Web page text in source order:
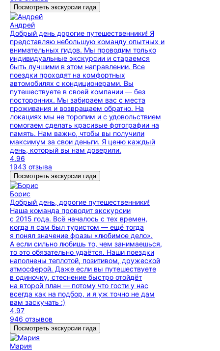
Посмотреть экскурсии гида
Андрей
Добрый день дорогие путешественники! Я
представляю небольшую команду опытных и
внимательных гидов. Мы проводим только
индивидуальные экскурсии и стараемся
быть лучшими в этом направлении. Все
поездки проходят на комфортных
автомобилях с кондиционерами. Вы
путешествуете в своей компании — без
посторонних. Мы забираем вас с места
проживания и возвращаем обратно. На
локациях мы не торопим и с удовольствием
помогаем сделать красивые фотографии на
память. Нам важно, чтобы вы получили
максимум за свои деньги. Я ценю каждый
день, который вы нам доверили.
4.96
1943 отзыва
Посмотреть экскурсии гида
Борис
Добрый день, дорогие путешественники!
Наша команда проводит экскурсии
с 2015 года. Всё началось с тех времен,
когда я сам был туристом — ещё тогда
я понял значение фразы «любимое дело».
А если сильно любишь то, чем занимаешься,
то это обязательно удаётся. Наши поездки
наполнены теплотой, позитивом, дружеской
атмосферой. Даже если вы путешествуете
в одиночку, стеснение быстро отойдёт
на второй план — потому что гости у нас
всегда как на подбор, и я уж точно не дам
вам заскучать :)
4.97
946 отзывов
Посмотреть экскурсии гида
Мария